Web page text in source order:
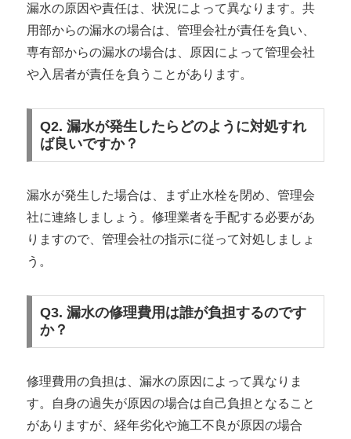
漏水の原因や責任は、状況によって異なります。共
用部からの漏水の場合は、管理会社が責任を負い、
専有部からの漏水の場合は、原因によって管理会社
や入居者が責任を負うことがあります。
Q2. 漏水が発生したらどのように対処すれ
ば良いですか？
漏水が発生した場合は、まず止水栓を閉め、管理会
社に連絡しましょう。修理業者を手配する必要があ
りますので、管理会社の指示に従って対処しましょ
う。
Q3. 漏水の修理費用は誰が負担するのです
か？
修理費用の負担は、漏水の原因によって異なりま
す。自身の過失が原因の場合は自己負担となること
がありますが、経年劣化や施工不良が原因の場合